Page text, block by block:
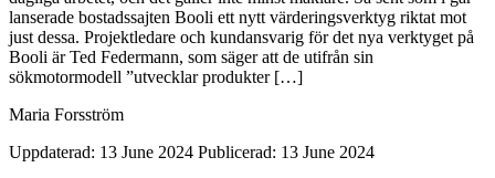
lanserade bostadssajten Booli ett nytt värderingsverktyg riktat mot
just dessa. Projektledare och kundansvarig för det nya verktyget på
Booli är Ted Federmann, som säger att de utifrån sin
sökmotormodell ”utvecklar produkter […]
Maria Forsström
Uppdaterad: 13 June 2024 Publicerad: 13 June 2024